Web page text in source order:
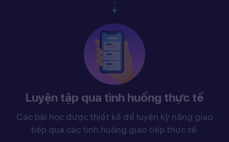
Luyện tập qua tình huống thực tế
Các bài học được thiết kế để luyện kỹ năng giao
tiếp qua các tình huống giao tiếp thực tế.